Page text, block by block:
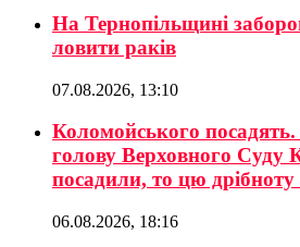
На Тернопільщині
ловити раків
07.08.2026, 13:10
Коломойського
голову Верховного Суду
посадили, то цю дрібноту
06.08.2026, 18:16